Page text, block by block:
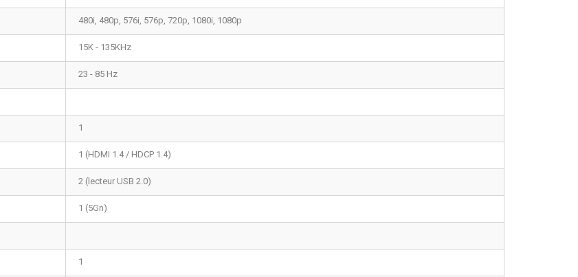
480i, 480p, 576i, 576p, 720p, 1080i, 1080p
15K - 135KHz
23 - 85 Hz
1
1 (HDMI 1.4 / HDCP 1.4)
2 (lecteur USB 2.0)
1 (5Gn)
1